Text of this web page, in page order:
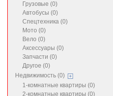
Грузовые (0)
Автобусы (0)
Спецтехника (0)
Мото (0)
Вело (0)
Аксессуары (0)
Запчасти (0)
Другое (0)
Недвижимость (0)
1-комнатные квартиры (0)
2-комнатные квартиры (0)